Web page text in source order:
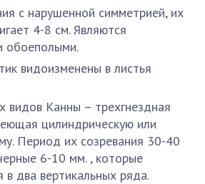
с нарушенной симметрией, их
4-8 см. Являются
обоеполыми.
видоизменены в листья
видов Канны – трехгнездная
цилиндрическую или
Период их созревания 30-40
6-10 мм. , которые
в два вертикальных ряда.